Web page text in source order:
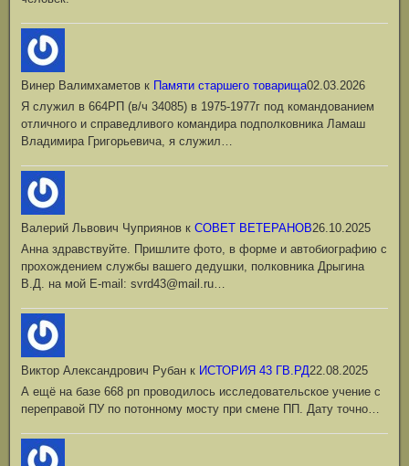
Винер Валимхаметов к Памяти старшего товарища02.03.2026
Я служил в 664РП (в/ч 34085) в 1975-1977г под командованием
отличного и справедливого командира подполковника Ламаш
Владимира Григорьевича, я служил…
Валерий Львович Чуприянов к СОВЕТ ВЕТЕРАНОВ26.10.2025
Анна здравствуйте. Пришлите фото, в форме и автобиографию с
прохождением службы вашего дедушки, полковника Дрыгина
В.Д. на мой Е-mail: svrd43@mail.ru…
Виктор Александрович Рубан к ИСТОРИЯ 43 ГВ.РД22.08.2025
А ещё на базе 668 рп проводилось исследовательское учение с
переправой ПУ по потонному мосту при смене ПП. Дату точно…